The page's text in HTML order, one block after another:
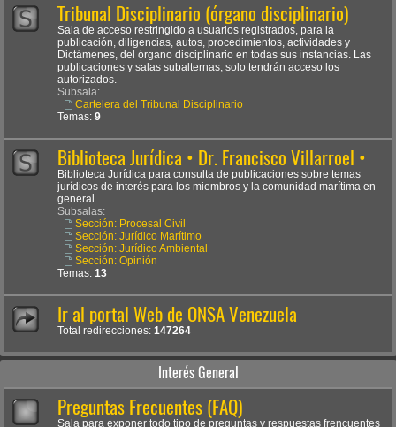
Tribunal Disciplinario (órgano disciplinario)
Sala de acceso restringido a usuarios registrados, para la
publicación, diligencias, autos, procedimientos, actividades y
Dictámenes, del órgano disciplinario en todas sus instancias. Las
publicaciones y salas subalternas, solo tendrán acceso los
autorizados.
Subsala:
Cartelera del Tribunal Disciplinario
Temas: 9
Biblioteca Jurídica • Dr. Francisco Villarroel •
Biblioteca Jurídica para consulta de publicaciones sobre temas
jurídicos de interés para los miembros y la comunidad marítima en
general.
Subsalas:
Sección: Procesal Civil
Sección: Jurídico Marítimo
Sección: Jurídico Ambiental
Sección: Opinión
Temas: 13
Ir al portal Web de ONSA Venezuela
Total redirecciones: 147264
Interés General
Preguntas Frecuentes (FAQ)
Sala para exponer todo tipo de preguntas y respuestas frencuentes